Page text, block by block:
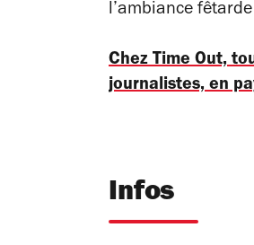
l’ambiance
Chez Time Out,
journalistes, en
Infos